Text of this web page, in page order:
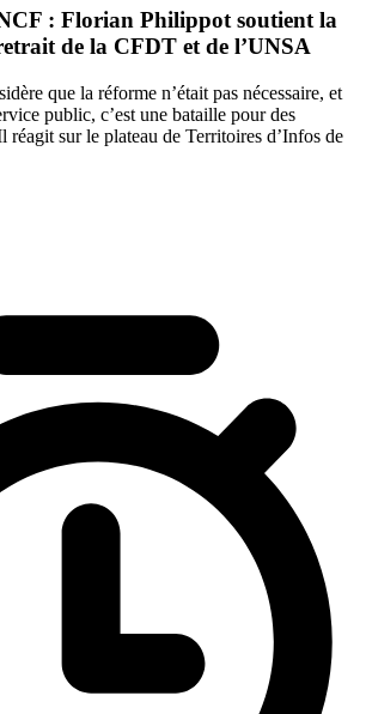
: Florian Philippot soutient la
de la CFDT et de l’UNSA
que la réforme n’était pas nécessaire, et
public, c’est une bataille pour des
réagit sur le plateau de Territoires d’Infos de